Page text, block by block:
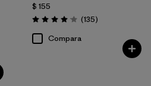
$ 155
Valoración: 4.1 / 5
(135Comentarios
)
Compara